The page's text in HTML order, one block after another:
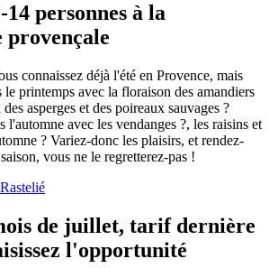
14 personnes à la
provençale
connaissez déjà l'été en Provence, mais
le printemps avec la floraison des amandiers
asperges et des poireaux sauvages ?
l'automne avec les vendanges ?, les raisins et
? Variez-donc les plaisirs, et rendez-
vous ne le regretterez-pas !
de juillet, tarif dernière
l'opportunité